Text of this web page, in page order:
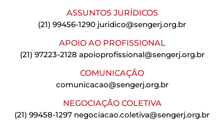
ASSUNTOS JURÍDICOS
(21) 99456-1290 juridico@sengerj.org.br
APOIO AO PROFISSIONAL
(21) 97223-2128 apoioprofissional@sengerj.org.br
COMUNICAÇÃO
comunicacao@sengerj.org.br
NEGOCIAÇÃO COLETIVA
(21) 99458-1297 negociacao.coletiva@sengerj.org.br